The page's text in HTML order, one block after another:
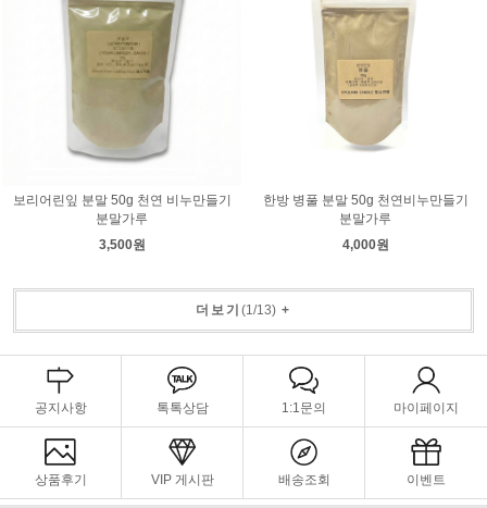
보리어린잎 분말 50g 천연 비누만들기
분말가루
3,500원
한방 병풀 분말 50g 천연비누만들기
분말가루
4,000원
더보기 (1/13) +
공지사항 톡톡상담 1:1문의 마이페이지
상품후기 VIP 게시판 배송조회 이벤트